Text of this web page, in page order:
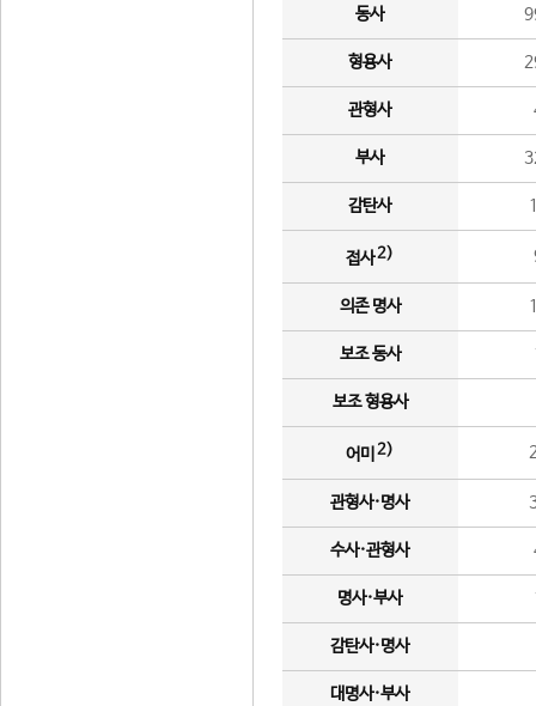
동사
형용사
관형사
부사
감탄사
접사2)
의존 명사
보조 동사
보조 형용사
어미 2)
관형사·명사
수사·관형사
명사·부사
감탄사·명사
대명사·부사